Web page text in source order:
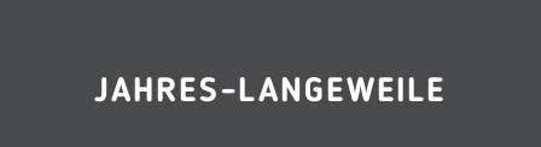
JAHRES-LANGEWEILE